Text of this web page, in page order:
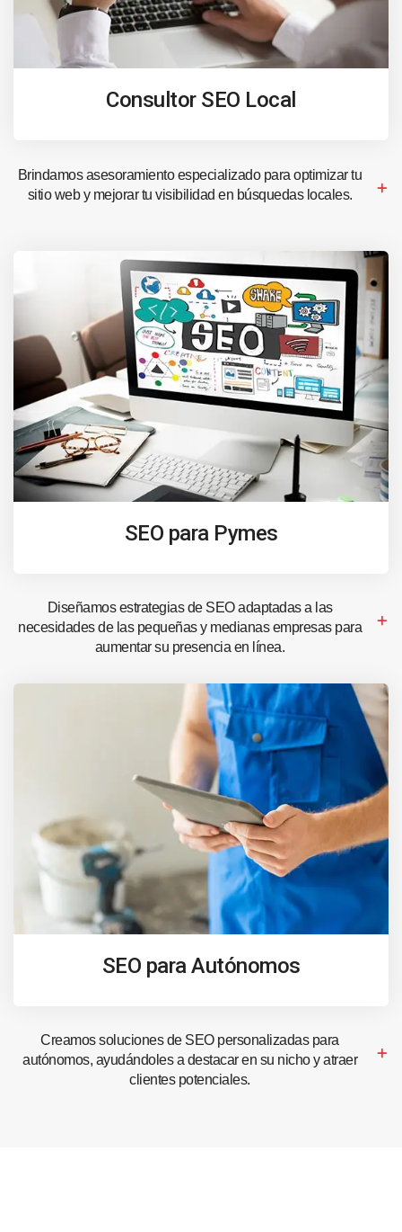
Consultor SEO Local
Brindamos asesoramiento especializado para optimizar tu
sitio web y mejorar tu visibilidad en búsquedas locales.
SEO para Pymes
Diseñamos estrategias de SEO adaptadas a las
necesidades de las pequeñas y medianas empresas para
aumentar su presencia en línea.
SEO para Autónomos
Creamos soluciones de SEO personalizadas para
autónomos, ayudándoles a destacar en su nicho y atraer
clientes potenciales.